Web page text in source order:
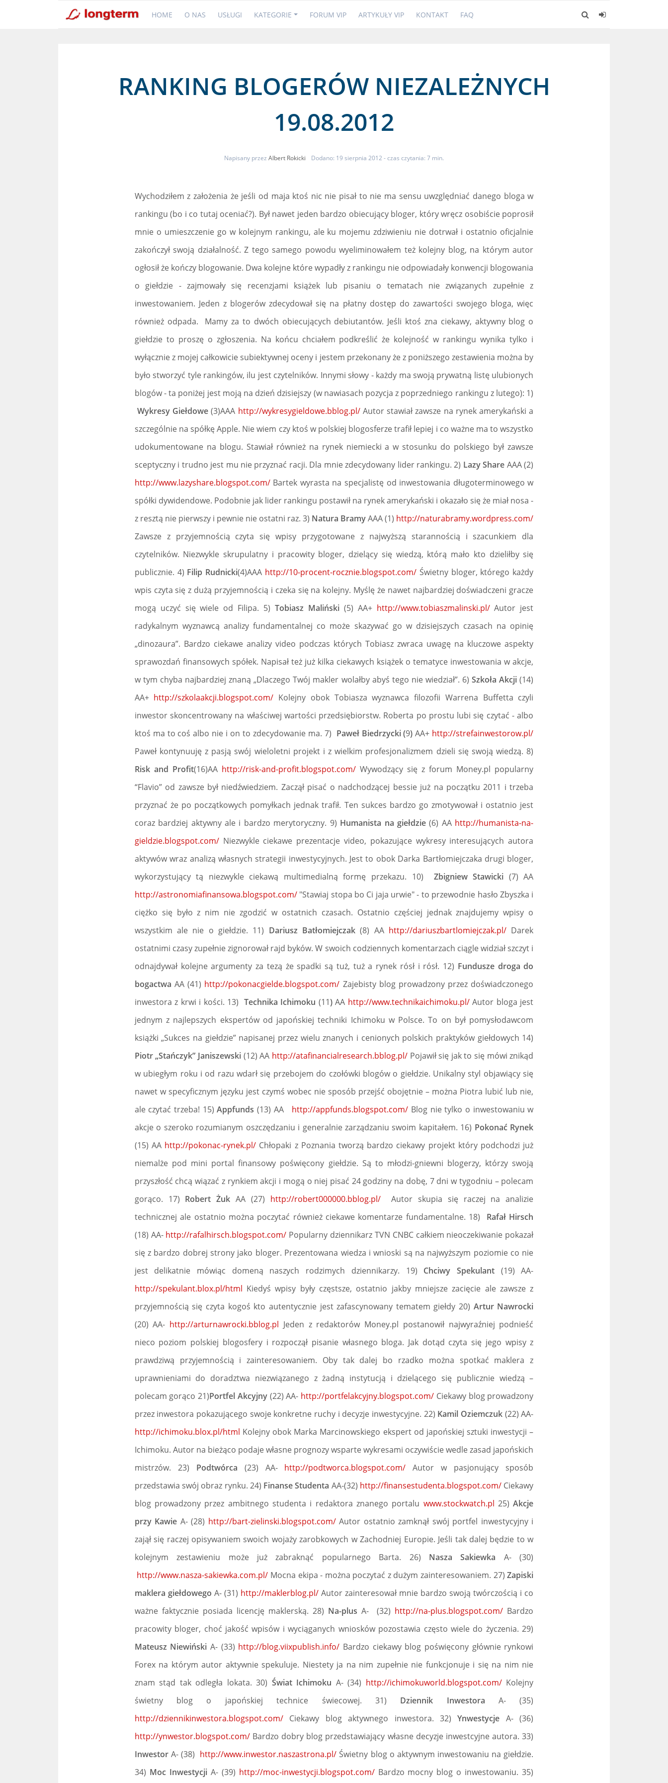
HOME O NAS USŁUGI KATEGORIE FORUM VIP ARTYKUŁY VIP KONTAKT FAQ
RANKING BLOGERÓW NIEZALEŻNYCH
19.08.2012
Napisany przez Albert Rokicki Dodano: 19 sierpnia 2012 - czas czytania: 7 min.
Wychodziłem z założenia że jeśli od maja ktoś nic nie pisał to nie ma sensu uwzględniać danego bloga w
rankingu (bo i co tutaj oceniać?). Był nawet jeden bardzo obiecujący bloger, który wręcz osobiście poprosił
mnie o umieszczenie go w kolejnym rankingu, ale ku mojemu zdziwieniu nie dotrwał i ostatnio oficjalnie
zakończył swoją działalność. Z tego samego powodu wyeliminowałem też kolejny blog, na którym autor
ogłosił że kończy blogowanie. Dwa kolejne które wypadły z rankingu nie odpowiadały konwencji blogowania
o giełdzie - zajmowały się recenzjami książek lub pisaniu o tematach nie związanych zupełnie z
inwestowaniem. Jeden z blogerów zdecydował się na płatny dostęp do zawartości swojego bloga, więc
również odpada. Mamy za to dwóch obiecujących debiutantów. Jeśli ktoś zna ciekawy, aktywny blog o
giełdzie to proszę o zgłoszenia. Na końcu chciałem podkreślić że kolejność w rankingu wynika tylko i
wyłącznie z mojej całkowicie subiektywnej oceny i jestem przekonany że z poniższego zestawienia można by
było stworzyć tyle rankingów, ilu jest czytelników. Innymi słowy - każdy ma swoją prywatną listę ulubionych
blogów - ta poniżej jest moją na dzień dzisiejszy (w nawiasach pozycja z poprzedniego rankingu z lutego): 1)
Wykresy Giełdowe(3)AAA http://wykresygieldowe.bblog.pl/Autor stawiał zawsze na rynek amerykański a
szczególnie na spółkę Apple. Nie wiem czy ktoś w polskiej blogosferze trafił lepiej i co ważne ma to wszystko
udokumentowane na blogu. Stawiał również na rynek niemiecki a w stosunku do polskiego był zawsze
sceptyczny i trudno jest mu nie przyznać racji. Dla mnie zdecydowany lider rankingu. 2) Lazy Share AAA (2)
http://www.lazyshare.blogspot.com/Bartek wyrasta na specjalistę od inwestowania długoterminowego w
spółki dywidendowe. Podobnie jak lider rankingu postawił na rynek amerykański i okazało się że miał nosa -
z resztą nie pierwszy i pewnie nie ostatni raz. 3) Natura BramyAAA (1) http://naturabramy.wordpress.com/
Zawsze z przyjemnością czyta się wpisy przygotowane z najwyższą starannością i szacunkiem dla
czytelników. Niezwykle skrupulatny i pracowity bloger, dzielący się wiedzą, którą mało kto dzieliłby się
publicznie. 4) Filip Rudnicki(4)AAA http://10-procent-rocznie.blogspot.com/ Świetny bloger, którego każdy
wpis czyta się z dużą przyjemnością i czeka się na kolejny. Myślę że nawet najbardziej doświadczeni gracze
mogą uczyć się wiele od Filipa. 5) Tobiasz Maliński(5) AA+ http://www.tobiaszmalinski.pl/Autor jest
radykalnym wyznawcą analizy fundamentalnej co może skazywać go w dzisiejszych czasach na opinię
„dinozaura”. Bardzo ciekawe analizy video podczas których Tobiasz zwraca uwagę na kluczowe aspekty
sprawozdań finansowych spółek. Napisał też już kilka ciekawych książek o tematyce inwestowania w akcje,
w tym chyba najbardziej znaną „Dlaczego Twój makler wolałby abyś tego nie wiedział”. 6)Szkoła Akcji (14)
AA+ http://szkolaakcji.blogspot.com/ Kolejny obok Tobiasza wyznawca filozofii Warrena Buffetta czyli
inwestor skoncentrowany na właściwej wartości przedsiębiorstw. Roberta po prostu lubi się czytać - albo
ktoś ma to coś albo nie i on to zdecydowanie ma. 7) Paweł Biedrzycki (9)AA+ http://strefainwestorow.pl/
Paweł kontynuuję z pasją swój wieloletni projekt i z wielkim profesjonalizmem dzieli się swoją wiedzą. 8)
Risk and Profit(16)AA http://risk-and-profit.blogspot.com/Wywodzący się z forum Money.pl popularny
“Flavio” od zawsze był niedźwiedziem. Zaczął pisać o nadchodzącej bessie już na początku 2011 i trzeba
przyznać że po początkowych pomyłkach jednak trafił. Ten sukces bardzo go zmotywował i ostatnio jest
coraz bardziej aktywny ale i bardzo merytoryczny. 9) Humanista na giełdzie (6) AA http://humanista-na-
gieldzie.blogspot.com/Niezwykle ciekawe prezentacje video, pokazujące wykresy interesujących autora
aktywów wraz analizą własnych strategii inwestycyjnych. Jest to obok Darka Bartłomiejczaka drugi bloger,
wykorzystujący tą niezwykle ciekawą multimedialną formę przekazu. 10) Zbigniew Stawicki (7) AA
http://astronomiafinansowa.blogspot.com/"Stawiaj stopa bo Ci jaja urwie" - to przewodnie hasło Zbyszka i
ciężko się było z nim nie zgodzić w ostatnich czasach. Ostatnio częściej jednak znajdujemy wpisy o
wszystkim ale nie o giełdzie. 11) Dariusz Batłomiejczak (8) AA http://dariuszbartlomiejczak.pl/Darek
ostatnimi czasy zupełnie zignorował rajd byków. W swoich codziennych komentarzach ciągle widział szczyt i
odnajdywał kolejne argumenty za tezą że spadki są tuż, tuż a rynek rósł i rósł. 12) Fundusze droga do
bogactwa AA (41) http://pokonacgielde.blogspot.com/ Zajebisty blog prowadzony przez doświadczonego
inwestora z krwi i kości. 13) Technika Ichimoku (11)AA http://www.technikaichimoku.pl/Autor bloga jest
jednym z najlepszych ekspertów od japońskiej techniki Ichimoku w Polsce. To on był pomysłodawcom
książki „Sukces na giełdzie” napisanej przez wielu znanych i cenionych polskich praktyków giełdowych 14)
Piotr „Stańczyk” Janiszewski (12) AA http://atafinancialresearch.bblog.pl/Pojawił się jak to się mówi znikąd
w ubiegłym roku i od razu wdarł się przebojem do czołówki blogów o giełdzie. Unikalny styl objawiący się
nawet w specyficznym języku jest czymś wobec nie sposób przejść obojętnie – można Piotra lubić lub nie,
ale czytać trzeba! 15)Appfunds (13) AA http://appfunds.blogspot.com/ Blog nie tylko o inwestowaniu w
akcje o szeroko rozumianym oszczędzaniu i generalnie zarządzaniu swoim kapitałem. 16) Pokonać Rynek
(15) AA http://pokonac-rynek.pl/ Chłopaki z Poznania tworzą bardzo ciekawy projekt który podchodzi już
niemalże pod mini portal finansowy poświęcony giełdzie. Są to młodzi-gniewni blogerzy, którzy swoją
przyszłość chcą wiązać z rynkiem akcji i mogą o niej pisać 24 godziny na dobę, 7 dni w tygodniu – polecam
gorąco. 17) Robert Żuk AA (27) http://robert000000.bblog.pl/Autor skupia się raczej na analizie
technicznej ale ostatnio można poczytać również ciekawe komentarze fundamentalne. 18) Rafał Hirsch
(18) AA- http://rafalhirsch.blogspot.com/ Popularny dziennikarz TVN CNBC całkiem nieoczekiwanie pokazał
się z bardzo dobrej strony jako bloger. Prezentowana wiedza i wnioski są na najwyższym poziomie co nie
jest delikatnie mówiąc domeną naszych rodzimych dziennikarzy. 19) Chciwy Spekulant (19) AA-
http://spekulant.blox.pl/html Kiedyś wpisy były częstsze, ostatnio jakby mniejsze zacięcie ale zawsze z
przyjemnością się czyta kogoś kto autentycznie jest zafascynowany tematem giełdy 20) Artur Nawrocki
(20) AA- http://arturnawrocki.bblog.pl Jeden z redaktorów Money.pl postanowił najwyraźniej podnieść
nieco poziom polskiej blogosfery i rozpoczął pisanie własnego bloga. Jak dotąd czyta się jego wpisy z
prawdziwą przyjemnością i zainteresowaniem. Oby tak dalej bo rzadko można spotkać maklera z
uprawnieniami do doradztwa niezwiązanego z żadną instytucją i dzielącego się publicznie wiedzą –
polecam gorąco 21)Portfel Akcyjny (22) AA- http://portfelakcyjny.blogspot.com/ Ciekawy blog prowadzony
przez inwestora pokazującego swoje konkretne ruchy i decyzje inwestycyjne. 22) Kamil Oziemczuk (22) AA-
http://ichimoku.blox.pl/html Kolejny obok Marka Marcinowskiego ekspert od japońskiej sztuki inwestycji –
Ichimoku. Autor na bieżąco podaje własne prognozy wsparte wykresami oczywiście wedle zasad japońskich
mistrzów. 23) Podtwórca (23) AA- http://podtworca.blogspot.com/ Autor w pasjonujący sposób
przedstawia swój obraz rynku. 24) Finanse Studenta AA-(32) http://finansestudenta.blogspot.com/Ciekawy
blog prowadzony przez ambitnego studenta i redaktora znanego portalu www.stockwatch.pl 25)Akcje
przy Kawie A- (28) http://bart-zielinski.blogspot.com/Autor ostatnio zamknął swój portfel inwestycyjny i
zajął się raczej opisywaniem swoich wojaży zarobkowych w Zachodniej Europie. Jeśli tak dalej będzie to w
kolejnym zestawieniu może już zabraknąć popularnego Barta. 26) Nasza Sakiewka A- (30)
http://www.nasza-sakiewka.com.pl/ Mocna ekipa - można poczytać z dużym zainteresowaniem. 27)Zapiski
maklera giełdowego A- (31) http://maklerblog.pl/Autor zainteresował mnie bardzo swoją twórczością i co
ważne faktycznie posiada licencję maklerską. 28) Na-plus A- (32) http://na-plus.blogspot.com/ Bardzo
pracowity bloger, choć jakość wpisów i wyciąganych wniosków pozostawia często wiele do życzenia. 29)
Mateusz NiewińskiA- (33) http://blog.viixpublish.info/ Bardzo ciekawy blog poświęcony głównie rynkowi
Forex na którym autor aktywnie spekuluje. Niestety ja na nim zupełnie nie funkcjonuje i się na nim nie
znam stąd tak odległa lokata. 30) Świat Ichimoku A- (34) http://ichimokuworld.blogspot.com/Kolejny
świetny blog o japońskiej technice świecowej. 31) Dziennik Inwestora A- (35)
http://dziennikinwestora.blogspot.com/Ciekawy blog aktywnego inwestora. 32)Ynwestycje A- (36)
http://ynwestor.blogspot.com/Bardzo dobry blog przedstawiający własne decyzje inwestcyjne autora. 33)
Inwestor A- (38) http://www.inwestor.naszastrona.pl/ Świetny blog o aktywnym inwestowaniu na giełdzie.
34) Moc Inwestycji A- (39) http://moc-inwestycji.blogspot.com/Bardzo mocny blog o inwestowaniu. 35)